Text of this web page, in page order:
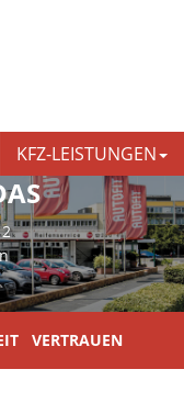
KFZ-LEISTUNGEN
VERTRAUEN